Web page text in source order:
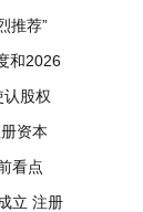
推荐”
和2026
股权
资本
看点
立 注册